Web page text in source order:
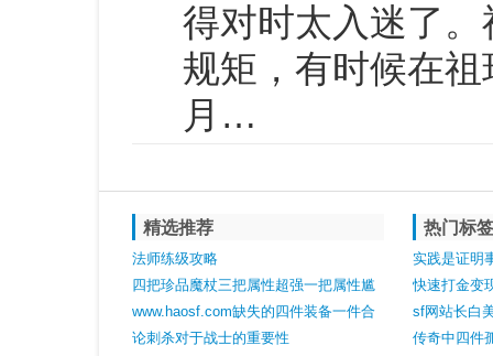
得对时太入迷了
规矩，有时候在
月…
精选推荐
法师练级攻略
四把珍品魔杖三把属性超强一把属性尴
尬
www.haosf.com缺失的四件装备一件合
理另外三件令人不解
论刺杀对于战士的重要性
热门标
实践是证明
快速打金变
sf网站长白
传奇中四件